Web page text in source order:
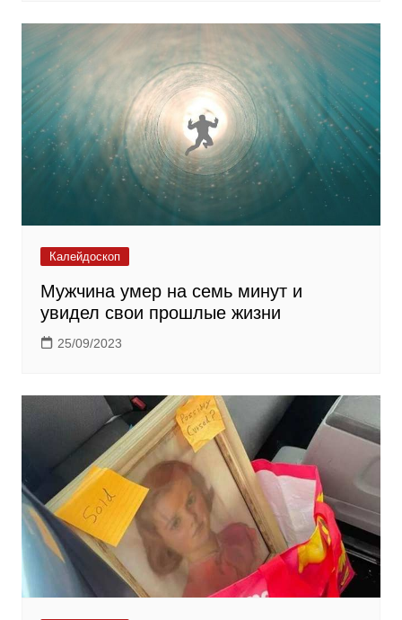
Калейдоскоп
Мужчина умер на семь минут и
увидел свои прошлые жизни
25/09/2023